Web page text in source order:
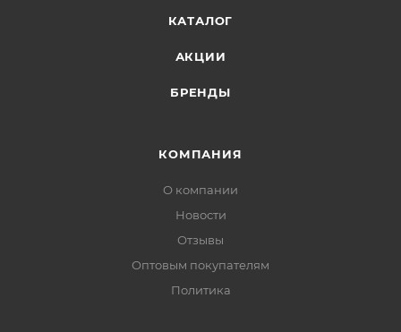
КАТАЛОГ
АКЦИИ
БРЕНДЫ
КОМПАНИЯ
О компании
Новости
Отзывы
Оптовым покупателям
Политика